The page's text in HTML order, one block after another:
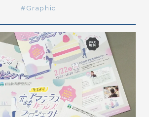
BOOKS
BLOG
NEWS
#Graphic